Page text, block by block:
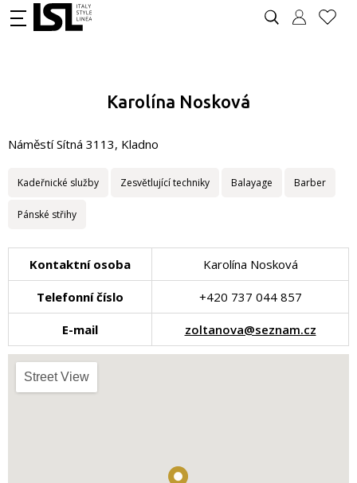
Karolína Nosková
Náměstí Sítná 3113, Kladno
Kadeřnické služby Zesvětlující techniky Balayage Barber
Pánské střihy
Kontaktní osoba Karolína Nosková
Telefonní číslo +420 737 044 857
E-mail zoltanova@seznam.cz
Street View